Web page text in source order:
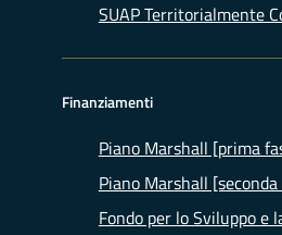
SUAP Territorialmente
Finanziamenti
Piano Marshall [prima
Piano Marshall
Fondo per lo Sviluppo e